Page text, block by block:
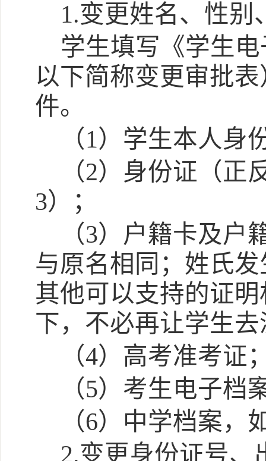
1.变更姓名、性别
学生填写《学生
以下简称变更审批
件。
（1）学生本人身
（2）身份证（正
3）；
（3）户籍卡及户
与原名相同；姓氏
其他可以支持的证
下，不必再让学生
（4）高考准考证
（5）考生电子档
（6）中学档案，
2.变更身份证号、